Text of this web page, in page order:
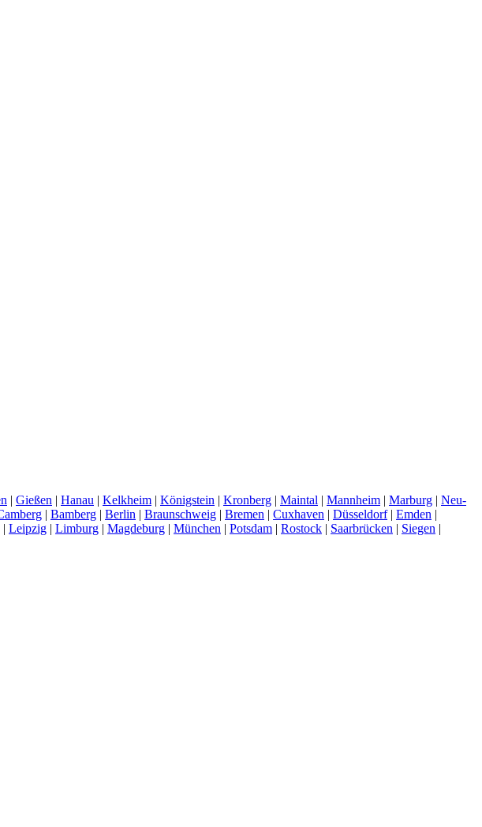
| Gießen | Hanau | Kelkheim | Königstein | Kronberg | Maintal | Mannheim | Marburg | Neu-
| Bamberg | Berlin | Braunschweig | Bremen | Cuxhaven | Düsseldorf| Emden |
| Leipzig | Limburg | Magdeburg | München | Potsdam | Rostock | Saarbrücken | Siegen |